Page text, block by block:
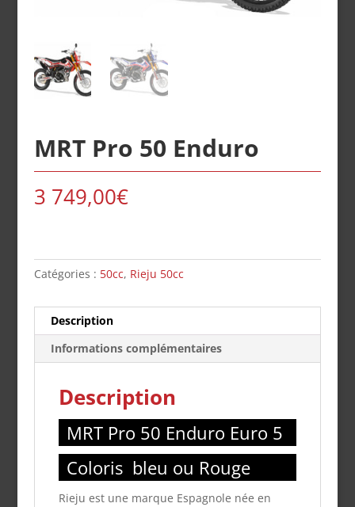
MRT Pro 50 Enduro
3 749,00€
Catégories : 50cc, Rieju 50cc
Description
Informations complémentaires
Description
MRT Pro 50 Enduro Euro 5
Coloris bleu ou Rouge
Rieju est une marque Espagnole née en